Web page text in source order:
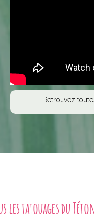
Retrouvez
les tatouages du